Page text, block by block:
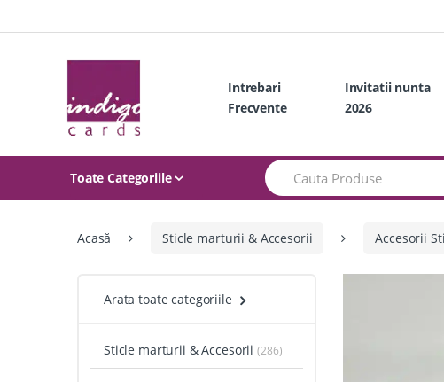
to
to
Intrebari
Frecvente
Invitatii nunta
2026
Toate Categoriile
Search
Acasă Sticle marturii & Accesorii Accesorii
Arata toate categoriile
Sticle marturii & Accesorii (286)